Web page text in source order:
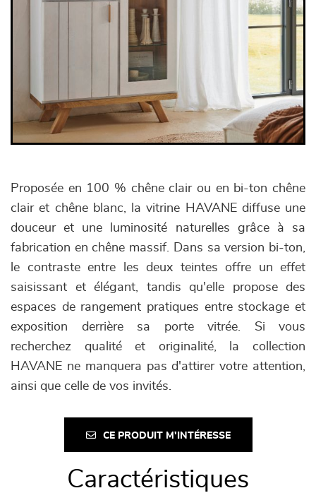
Proposée en 100 % chêne clair ou en bi-ton chêne
clair et chêne blanc, la vitrine HAVANE diffuse une
douceur et une luminosité naturelles grâce à sa
fabrication en chêne massif. Dans sa version bi-ton,
le contraste entre les deux teintes offre un effet
saisissant et élégant, tandis qu'elle propose des
espaces de rangement pratiques entre stockage et
exposition derrière sa porte vitrée. Si vous
recherchez qualité et originalité, la collection
HAVANE ne manquera pas d'attirer votre attention,
ainsi que celle de vos invités.
CE PRODUIT M'INTÉRESSE
Caractéristiques